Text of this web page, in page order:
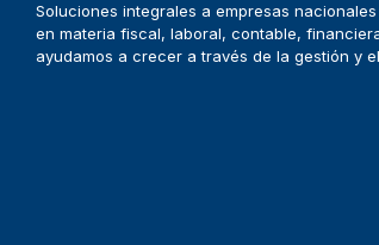
Soluciones integrales a empresas
en materia fiscal, laboral, contable,
ayudamos a crecer a través de la gestión y